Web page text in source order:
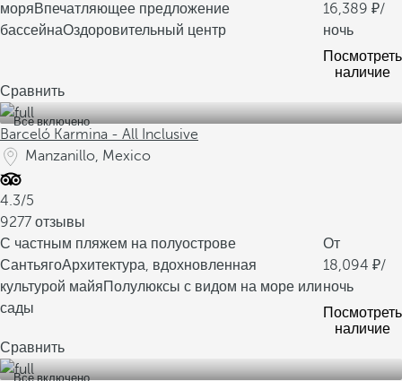
моряВпечатляющее предложение
бассейнаОздоровительный центр
16,389
/
ночь
Посмотреть
наличие
Сравнить
Все включено
Barceló Karmina - All Inclusive
Manzanillo, Mexico
4.3/5
9277 отзывы
С частным пляжем на полуострове
СантьягоАрхитектура, вдохновленная
культурой майяПолулюксы с видом на море или
сады
От
18,094
/
ночь
Посмотреть
наличие
Сравнить
Все включено